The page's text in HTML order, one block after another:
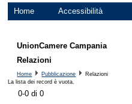
Home Accessibilità
UnionCamere Campania
Relazioni
Home Pubblicazione
Relazioni
La lista dei record è vuota.
0-0 di 0